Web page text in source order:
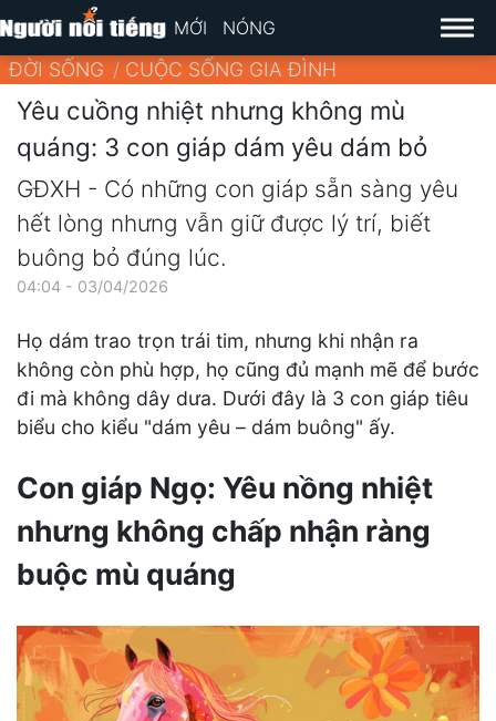
MỚI NÓNG
ĐỜI SỐNG CUỘC SỐNG GIA ĐÌNH
Yêu cuồng nhiệt nhưng không mù
quáng: 3 con giáp dám yêu dám bỏ
GĐXH - Có những con giáp sẵn sàng yêu
hết lòng nhưng vẫn giữ được lý trí, biết
buông bỏ đúng lúc.
04:04 - 03/04/2026
Họ dám trao trọn trái tim, nhưng khi nhận ra
không còn phù hợp, họ cũng đủ mạnh mẽ để bước
đi mà không dây dưa. Dưới đây là 3 con giáp tiêu
biểu cho kiểu "dám yêu – dám buông" ấy.
Con giáp Ngọ: Yêu nồng nhiệt
nhưng không chấp nhận ràng
buộc mù quáng